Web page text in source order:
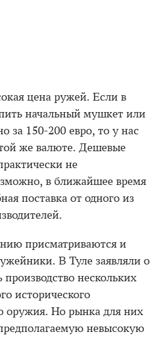
цена ружей. Если в
начальный мушкет или
за 150-200 евро, то у нас
же валюте. Дешевые
не
в ближайшее время
поставка от одного из
присматриваются и
В Туле заявляли о
производство нескольких
исторического
оружия. Но рынка для них
невысокую